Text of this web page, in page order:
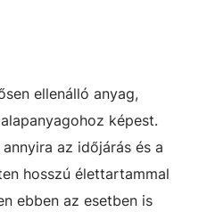
ellenálló anyag,
képest.
az időjárás és a
hosszú élettartammal
ebben az esetben is